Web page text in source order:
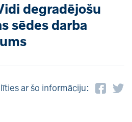
degradējošu
sēdes darba
ar šo informāciju: